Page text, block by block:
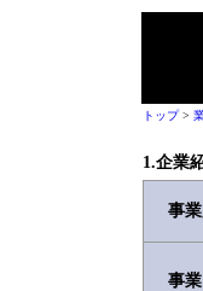
トップ>
1.企業
事
事